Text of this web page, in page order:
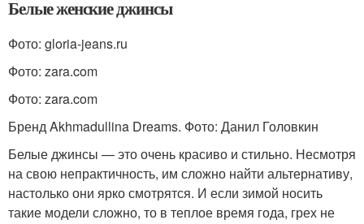
Белые женские джинсы
Фото: gloria-jeans.ru
Фото: zara.com
Фото: zara.com
Бренд Akhmadullina Dreams. Фото: Данил Головкин
Белые джинсы — это очень красиво и стильно. Несмотря
на свою непрактичность, им сложно найти альтернативу,
настолько они ярко смотрятся. И если зимой носить
такие модели сложно, то в теплое время года, грех не